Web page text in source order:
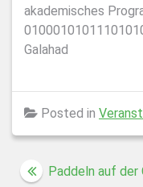
akademisches
Galahad
Posted in
Paddeln auf der